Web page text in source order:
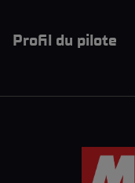
Profil du pilote